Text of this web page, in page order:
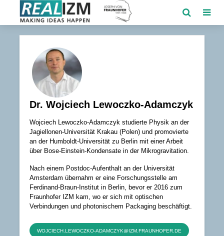
Dr. Wojciech Lewoczko-Adamczyk
Wojciech Lewoczko-Adamczyk studierte Physik an der
Jagiellonen-Universität Krakau (Polen) und promovierte
an der Humboldt-Universität zu Berlin mit einer Arbeit
über Bose-Einstein-Kondensate in der Mikrogravitation.
Nach einem Postdoc-Aufenthalt an der Universität
Amsterdam übernahm er eine Forschungsstelle am
Ferdinand-Braun-Institut in Berlin, bevor er 2016 zum
Fraunhofer IZM kam, wo er sich mit optischen
Verbindungen und photonischem Packaging beschäftigt.
WOJCIECH.LEWOCZKO-ADAMCZYK@IZM.FRAUNHOFER.DE